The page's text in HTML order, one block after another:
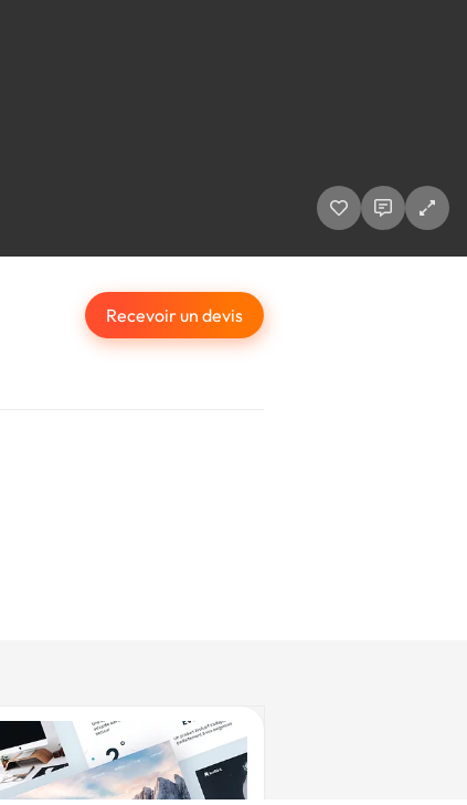
Recevoir un devis